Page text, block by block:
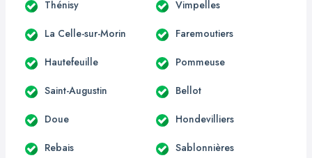
Thénisy Vimpelles
La Celle-sur-Morin Faremoutiers
Hautefeuille Pommeuse
Saint-Augustin Bellot
Doue Hondevilliers
Rebais Sablonnières